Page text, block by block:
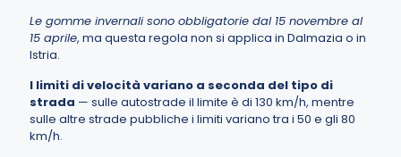
Le gomme invernali sono obbligatorie dal 15 novembre al
15 aprile, ma questa regola non si applica in Dalmazia o in
Istria.
I limiti di velocità variano a seconda del tipo di
strada — sulle autostrade il limite è di 130 km/h, mentre
sulle altre strade pubbliche i limiti variano tra i 50 e gli 80
km/h.